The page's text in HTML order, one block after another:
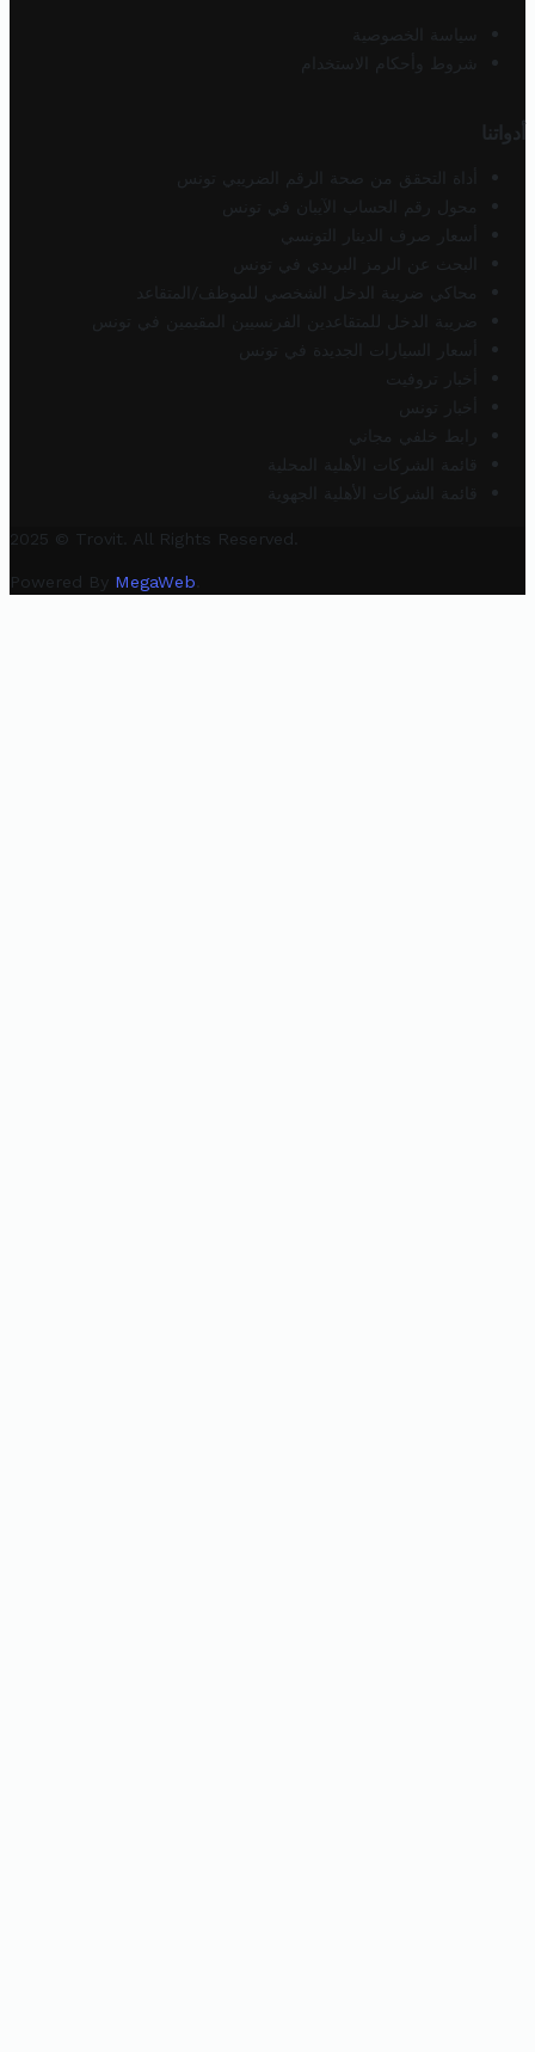
سياسة الخصوصية
شروط وأحكام الاستخدام
أدواتنا
أداة التحقق من صحة الرقم الضريبي تونس
محول رقم الحساب الآيبان في تونس
أسعار صرف الدينار التونسي
البحث عن الرمز البريدي في تونس
محاكي ضريبة الدخل الشخصي للموظف/المتقاعد
ضريبة الدخل للمتقاعدين الفرنسيين المقيمين في تونس
أسعار السيارات الجديدة في تونس
أخبار تروفيت
أخبار تونس
رابط خلفي مجاني
قائمة الشركات الأهلية المحلية
قائمة الشركات الأهلية الجهوية
2025 © Trovit. All Rights Reserved.
Powered By MegaWeb